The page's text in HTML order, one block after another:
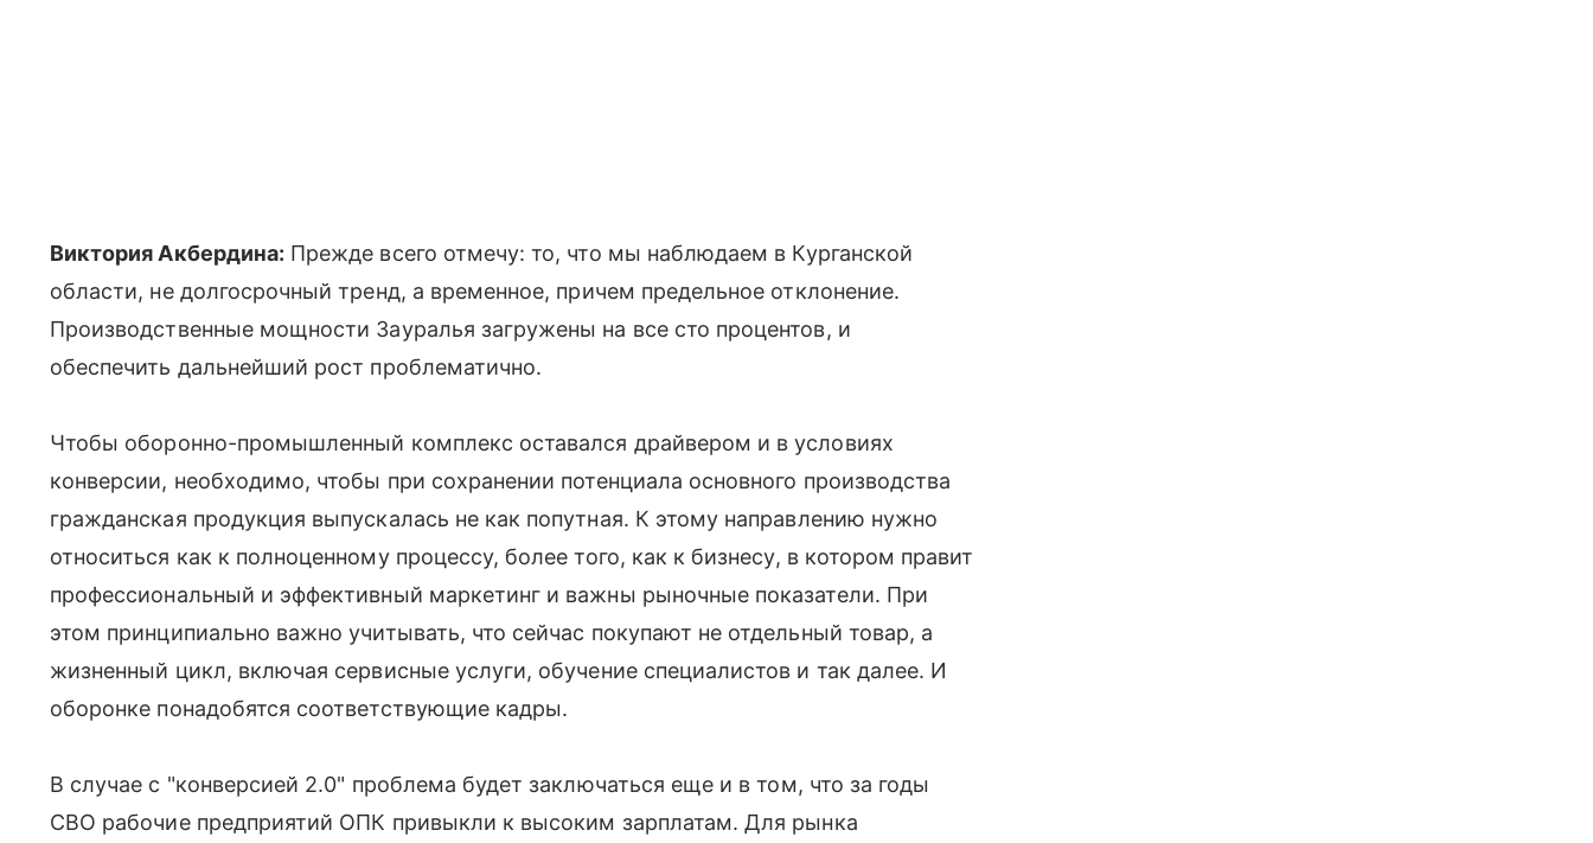
Виктория Акбердина: Прежде всего отмечу: то, что мы наблюдаем в Курганской
области, не долгосрочный тренд, а временное, причем предельное отклонение.
Производственные мощности Зауралья загружены на все сто процентов, и
обеспечить дальнейший рост проблематично.
Чтобы оборонно-промышленный комплекс оставался драйвером и в условиях
конверсии, необходимо, чтобы при сохранении потенциала основного производства
гражданская продукция выпускалась не как попутная. К этому направлению нужно
относиться как к полноценному процессу, более того, как к бизнесу, в котором правит
профессиональный и эффективный маркетинг и важны рыночные показатели. При
этом принципиально важно учитывать, что сейчас покупают не отдельный товар, а
жизненный цикл, включая сервисные услуги, обучение специалистов и так далее. И
оборонке понадобятся соответствующие кадры.
В случае с "конверсией 2.0" проблема будет заключаться еще и в том, что за годы
СВО рабочие предприятий ОПК привыкли к высоким зарплатам. Для рынка